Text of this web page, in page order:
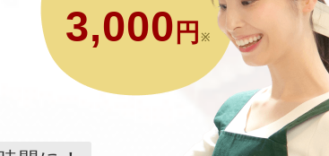
3,000 円※